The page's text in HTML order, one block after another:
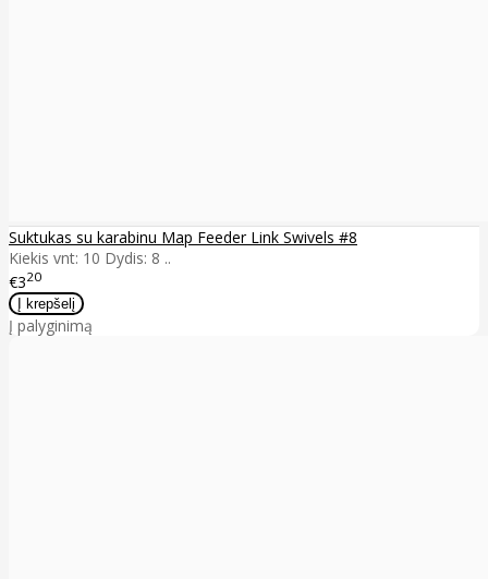
Suktukas su karabinu Map Feeder Link Swivels #8
Kiekis vnt: 10 Dydis: 8 ..
€320
Į palyginimą